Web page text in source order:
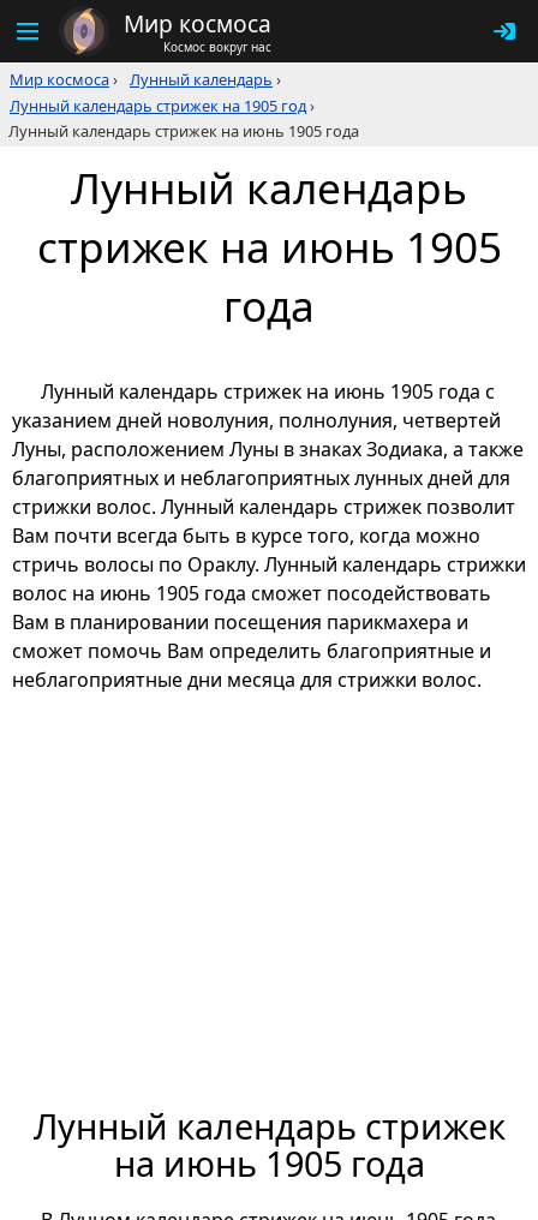
Мир космоса
Космос вокруг нас
Мир космоса› Лунный календарь ›
Лунный календарь стрижек на 1905 год›
Лунный календарь стрижек на июнь 1905 года
Лунный календарь
стрижек на июнь 1905
года
Лунный календарь стрижек на июнь 1905 года с
указанием дней новолуния, полнолуния, четвертей
Луны, расположением Луны в знаках Зодиака, а также
благоприятных и неблагоприятных лунных дней для
стрижки волос. Лунный календарь стрижек позволит
Вам почти всегда быть в курсе того, когда можно
стричь волосы по Ораклу. Лунный календарь стрижки
волос на июнь 1905 года сможет посодействовать
Вам в планировании посещения парикмахера и
сможет помочь Вам определить благоприятные и
неблагоприятные дни месяца для стрижки волос.
Лунный календарь стрижек
на июнь 1905 года